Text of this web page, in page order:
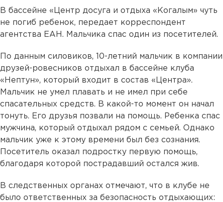
В бассейне «Центр досуга и отдыха «Когалым» чуть
не погиб ребенок, передает корреспондент
агентства ЕАН. Мальчика спас один из посетителей.
По данным силовиков, 10-летний мальчик в компании
друзей-ровесников отдыхал в бассейне клуба
«Нептун», который входит в состав «Центра».
Мальчик не умел плавать и не имел при себе
спасательных средств. В какой-то момент он начал
тонуть. Его друзья позвали на помощь. Ребенка спас
мужчина, который отдыхал рядом с семьей. Однако
мальчик уже к этому времени был без сознания.
Посетитель оказал подростку первую помощь,
благодаря которой пострадавший остался жив.
В следственных органах отмечают, что в клубе не
было ответственных за безопасность отдыхающих: